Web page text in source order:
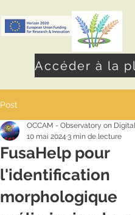
Post
FusaHelp pour
l'identification
morphologique
OCCAM - Observatory on
10 mai 2024 3 min de lecture